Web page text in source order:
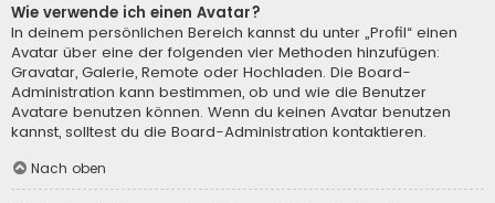
Wie verwende ich einen Avatar?
In deinem persönlichen Bereich kannst du unter „Profil“ einen
Avatar über eine der folgenden vier Methoden hinzufügen:
Gravatar, Galerie, Remote oder Hochladen. Die Board-
Administration kann bestimmen, ob und wie die Benutzer
Avatare benutzen können. Wenn du keinen Avatar benutzen
kannst, solltest du die Board-Administration kontaktieren.
Nach oben